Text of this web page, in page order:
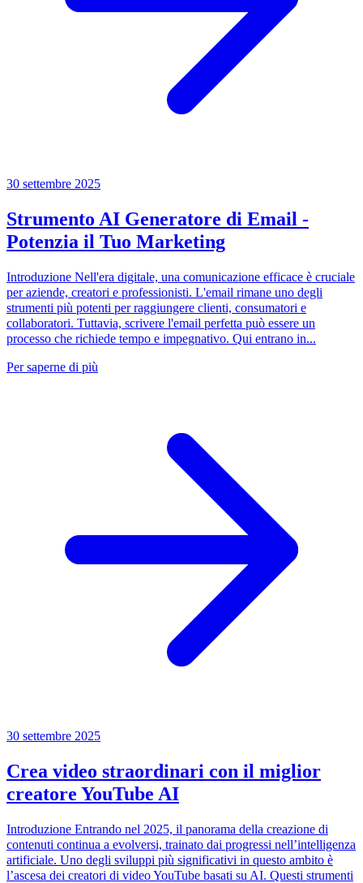
30 settembre 2025
Strumento AI Generatore di Email -
Potenzia il Tuo Marketing
Introduzione Nell'era digitale, una comunicazione efficace è cruciale
per aziende, creatori e professionisti. L'email rimane uno degli
strumenti più potenti per raggiungere clienti, consumatori e
collaboratori. Tuttavia, scrivere l'email perfetta può essere un
processo che richiede tempo e impegnativo. Qui entrano in...
Per saperne di più
30 settembre 2025
Crea video straordinari con il miglior
creatore YouTube AI
Introduzione Entrando nel 2025, il panorama della creazione di
contenuti continua a evolversi, trainato dai progressi nell’intelligenza
artificiale. Uno degli sviluppi più significativi in questo ambito è
l’ascesa dei creatori di video YouTube basati su AI. Questi strumenti